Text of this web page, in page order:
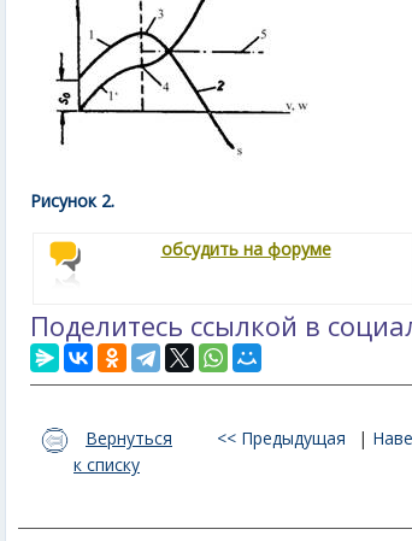
Рисунок 2.
обсудить на форуме
Поделитесь ссылкой в
Вернуться
к списку
<< Предыдущая |